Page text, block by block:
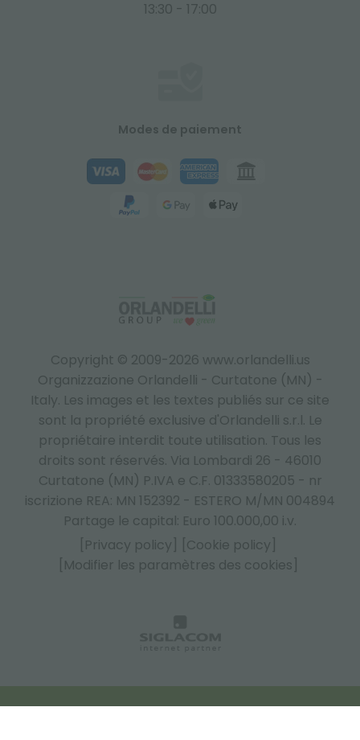
Copyright © 2009-2026 www.orlandelli.us
Organizzazione Orlandelli - Curtatone (MN) -
Italy. Les images et les textes publiés sur ce site
sont la propriété exclusive d'Orlandelli s.r.l. Le
propriétaire interdit toute utilisation. Tous les
droits sont réservés. Via Lombardi 26 - 46010
Curtatone (MN) P.IVA e C.F. 01333580205 - nr
iscrizione REA: MN 152392 - ESTERO M/MN 004894
Partage le capital: Euro 100.000,00 i.v.
[Privacy policy]
[Cookie policy]
[Modifier les paramètres des cookies]
13:30 - 17:00
Modes de paiement